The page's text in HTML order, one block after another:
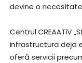
devine o
Centrul CREAATiV
infrastructura deja
oferă servicii